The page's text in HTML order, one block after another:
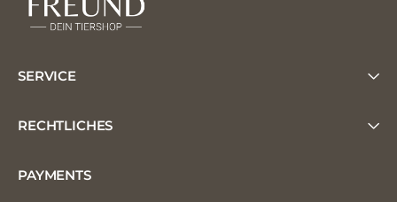
SERVICE
RECHTLICHES
PAYMENTS